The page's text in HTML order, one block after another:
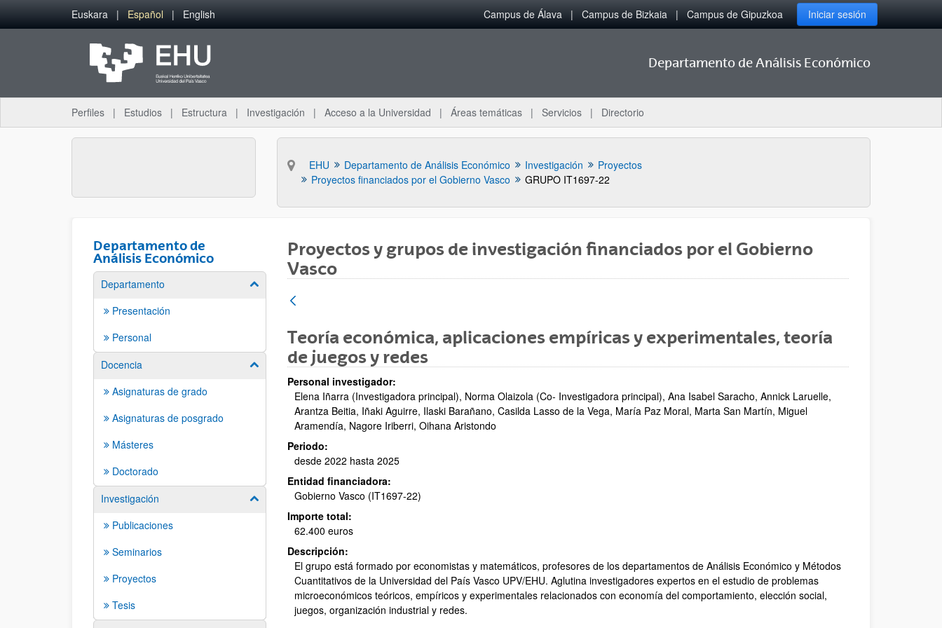
Saltar al contenido principal
Euskara Español English Campus de Álava Campus de Bizkaia Campus de Gipuzkoa Iniciar sesión
Departamento de Análisis Económico
Perfiles Estudios Estructura Investigación Acceso a la Universidad Áreas temáticas Servicios Directorio
EHU Departamento de Análisis Económico Investigación
Proyectos
Proyectos financiados por el Gobierno Vasco
GRUPO IT1697-22
Departamento de
Análisis Económico
Departamento Mostrar/ocultar subpáginas
Presentación
Personal
Docencia
Mostrar/ocultar subpáginas
Asignaturas de grado
Asignaturas de posgrado
Másteres
Doctorado
Investigación
Mostrar/ocultar subpáginas
Publicaciones
Seminarios
Proyectos
Tesis
Proyectos y grupos de investigación financiados por el Gobierno
Vasco
Teoría económica, aplicaciones empíricas y experimentales, teoría
de juegos y redes
Personal investigador:
Elena Iñarra (Investigadora principal), Norma Olaizola (Co- Investigadora principal), Ana Isabel Saracho, Annick Laruelle,
Arantza Beitia, Iñaki Aguirre, Ilaski Barañano, Casilda Lasso de la Vega, María Paz Moral, Marta San Martín, Miguel
Aramendía, Nagore Iriberri, Oihana Aristondo
Periodo:
desde 2022 hasta 2025
Entidad financiadora:
Gobierno Vasco (IT1697-22)
Importe total:
62.400 euros
Descripción:
El grupo está formado por economistas y matemáticos, profesores de los departamentos de Análisis Económico y Métodos
Cuantitativos de la Universidad del País Vasco UPV/EHU. Aglutina investigadores expertos en el estudio de problemas
microeconómicos teóricos, empíricos y experimentales relacionados con economía del comportamiento, elección social,
juegos, organización industrial y redes.